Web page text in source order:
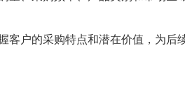
户的采购特点和潜在价值，为后